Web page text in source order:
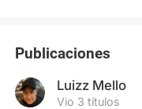
Publicaciones
Luizz Mello
Vio 3 títulos